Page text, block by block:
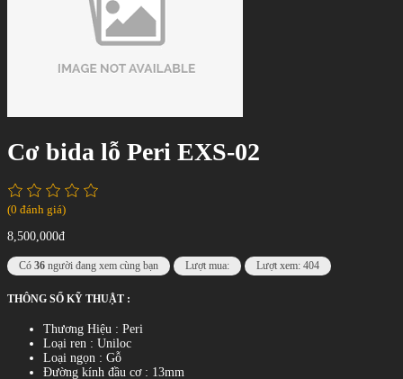
Cơ bida lỗ Peri EXS-02
(0 đánh giá)
8,500,000đ
Có 36 người đang xem cùng bạn Lượt mua: Lượt xem: 404
THÔNG SỐ KỸ THUẬT :
Thương Hiệu : Peri
Loại ren : Uniloc
Loại ngọn : Gỗ
Đường kính đầu cơ : 13mm